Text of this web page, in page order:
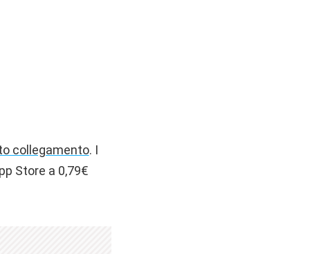
collegamento. I
Store a 0,79€